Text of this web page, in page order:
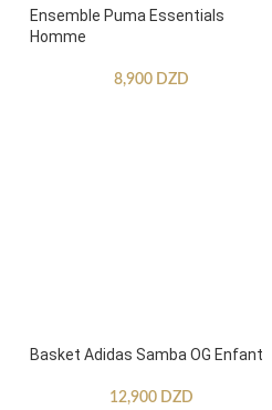
Ensemble Puma Essentials
Homme
8,900 DZD
Basket Adidas Samba OG Enfant
12,900 DZD